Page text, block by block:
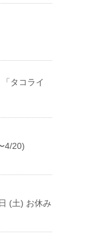
「タコライ
4/20)
(土) お休み